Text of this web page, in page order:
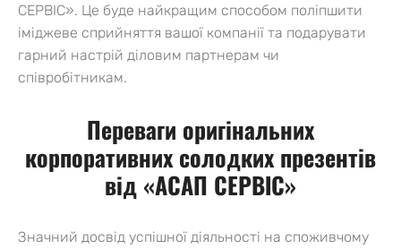
СЕРВІС». Це буде найкращим способом поліпшити
іміджеве сприйняття вашої компанії та подарувати
гарний настрій діловим партнерам чи
співробітникам.
Переваги оригінальних
корпоративних солодких презентів
від «АСАП СЕРВІС»
Значний досвід успішної діяльності на споживчому